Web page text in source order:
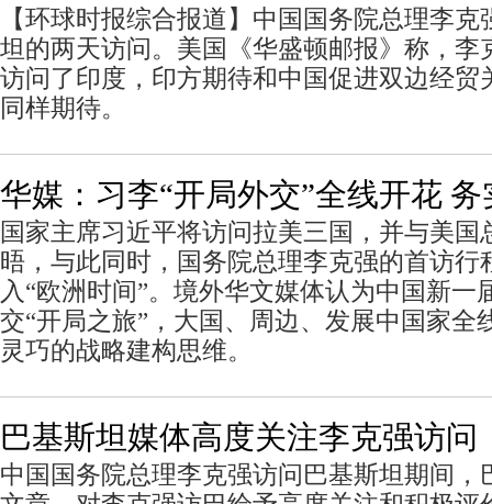
【环球时报综合报道】中国国务院总理李
坦的两天访问。美国《华盛顿邮报》称，李
访问了印度，印方期待和中国促进双边经贸
同样期待。
华媒：习李“开局外交”全线开花 务
国家主席习近平将访问拉美三国，并与美国
晤，与此同时，国务院总理李克强的首访行
入“欧洲时间”。境外华文媒体认为中国新一
交“开局之旅”，大国、周边、发展中国家全
灵巧的战略建构思维。
巴基斯坦媒体高度关注李克强访问
中国国务院总理李克强访问巴基斯坦期间，